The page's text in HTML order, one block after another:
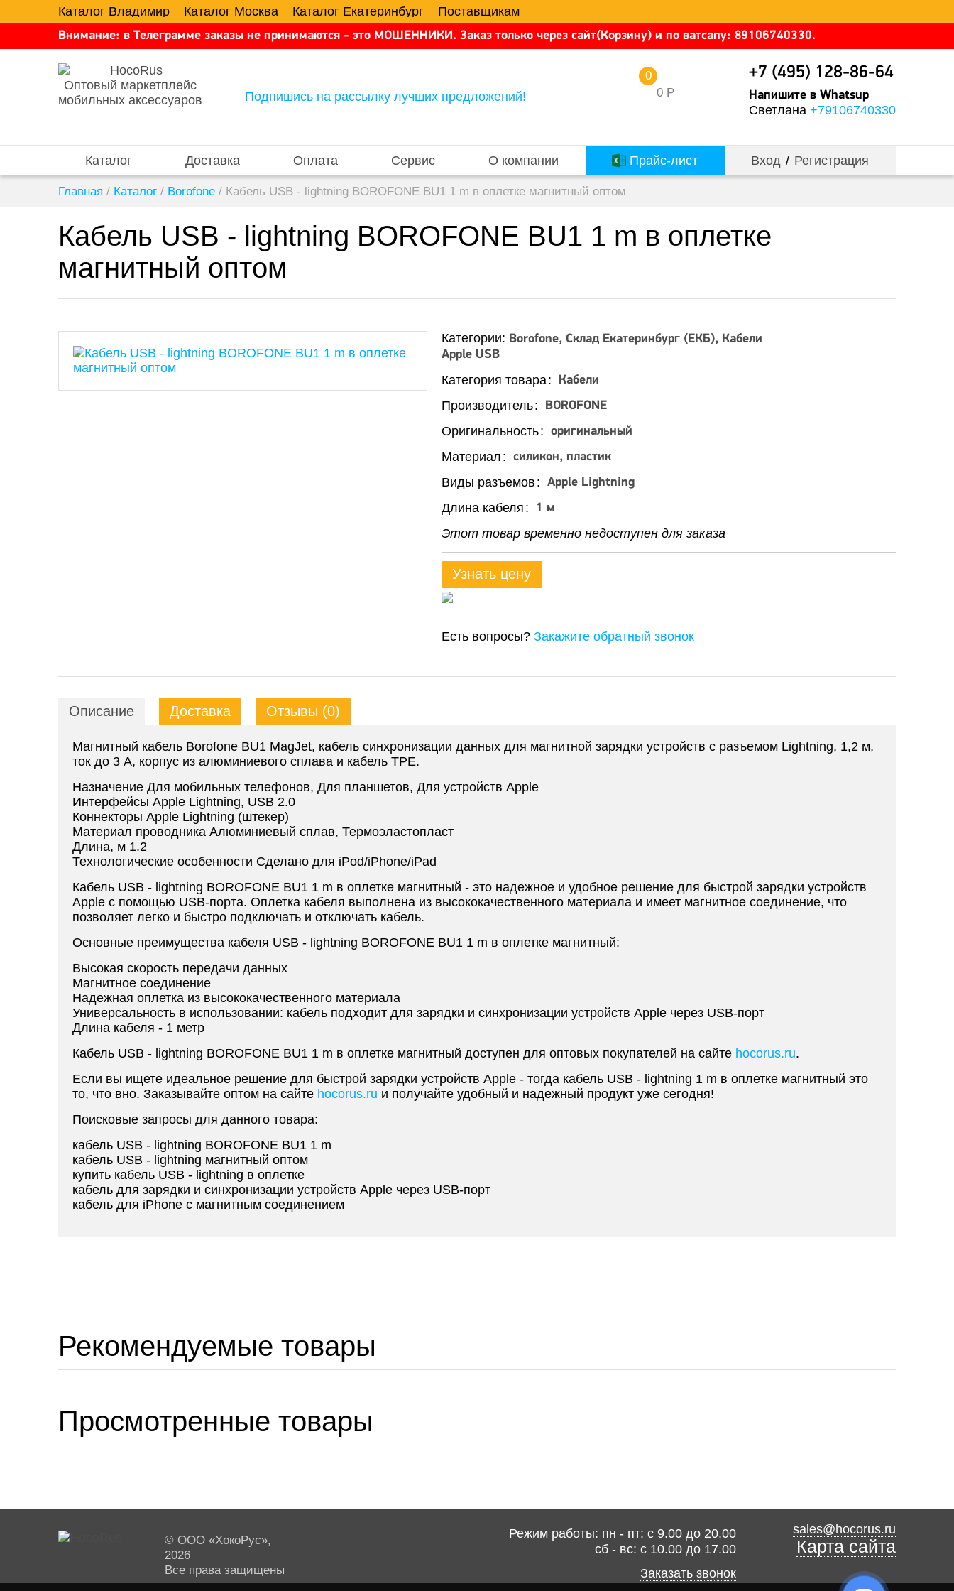
Каталог Владимир Каталог Москва Каталог Екатеринбург Поставщикам
Внимание: в Телеграмме заказы не принимаются - это МОШЕННИКИ. Заказ только через сайт(Корзину) и по ватсапу: 89106740330.
Оптовый маркетплейс
мобильных аксессуаров
Подпишись на рассылку лучших предложений! 0 Р
0 +7 (495) 128-86-64
Напишите в Whatsup
Светлана +79106740330
Каталог Доставка Оплата Сервис О компании Прайс-лист Вход / Регистрация
Главная / Каталог / Borofone / Кабель USB - lightning BOROFONE BU1 1 m в оплетке магнитный оптом
Кабель USB - lightning BOROFONE BU1 1 m в оплетке
магнитный оптом
Категории: Borofone Склад Екатеринбург (ЕКБ) Кабели
Apple USB
Категория товара Кабели
Производитель BOROFONE
Оригинальность оригинальный
Материал силикон, пластик
Виды разъемов Apple Lightning
Длина кабеля 1 м
Этот товар временно недоступен для заказа
Узнать цену
Есть вопросы? Закажите обратный звонок
Описание Доставка Отзывы (0)
Магнитный кабель Borofone BU1 MagJet, кабель синхронизации данных для магнитной зарядки устройств с разъемом Lightning, 1,2 м,
ток до 3 А, корпус из алюминиевого сплава и кабель TPE.
Назначение Для мобильных телефонов, Для планшетов, Для устройств Apple
Интерфейсы Apple Lightning, USB 2.0
Коннекторы Apple Lightning (штекер)
Материал проводника Алюминиевый сплав, Термоэластопласт
Длина, м 1.2
Технологические особенности Сделано для iPod/iPhone/iPad
Кабель USB - lightning BOROFONE BU1 1 m в оплетке магнитный - это надежное и удобное решение для быстрой зарядки устройств
Apple с помощью USB-порта. Оплетка кабеля выполнена из высококачественного материала и имеет магнитное соединение, что
позволяет легко и быстро подключать и отключать кабель.
Основные преимущества кабеля USB - lightning BOROFONE BU1 1 m в оплетке магнитный:
Высокая скорость передачи данных
Магнитное соединение
Надежная оплетка из высококачественного материала
Универсальность в использовании: кабель подходит для зарядки и синхронизации устройств Apple через USB-порт
Длина кабеля - 1 метр
Кабель USB - lightning BOROFONE BU1 1 m в оплетке магнитный доступен для оптовых покупателей на сайте hocorus.ru.
Если вы ищете идеальное решение для быстрой зарядки устройств Apple - тогда кабель USB - lightning 1 m в оплетке магнитный это
то, что вно. Заказывайте оптом на сайте hocorus.ru и получайте удобный и надежный продукт уже сегодня!
Поисковые запросы для данного товара:
кабель USB - lightning BOROFONE BU1 1 m
кабель USB - lightning магнитный оптом
купить кабель USB - lightning в оплетке
кабель для зарядки и синхронизации устройств Apple через USB-порт
кабель для iPhone с магнитным соединением
Рекомендуемые товары
Просмотренные товары
© ООО «ХокоРус»,
2026
Все права защищены
Режим работы: пн - пт: с 9.00 до 20.00
сб - вс: с 10.00 до 17.00
Заказать звонок
sales@hocorus.ru
Карта сайта